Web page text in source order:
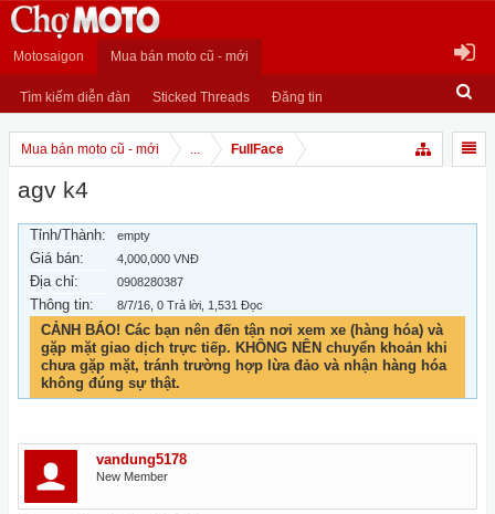
Motosaigon Mua bán moto cũ - mới
Tìm kiếm diễn đàn Sticked Threads Đăng tin
Mua bán moto cũ - mới ... FullFace
agv k4
Tỉnh/Thành: empty
Giá bán: 4,000,000 VNĐ
Địa chỉ: 0908280387
Thông tin: 8/7/16 , 0 Trả lời, 1,531 Đọc
CẢNH BÁO! Các bạn nên đến tận nơi xem xe (hàng hóa) và
gặp mặt giao dịch trực tiếp. KHÔNG NÊN chuyển khoản khi
chưa gặp mặt, tránh trường hợp lừa đảo và nhận hàng hóa
không đúng sự thật.
vandung5178
New Member